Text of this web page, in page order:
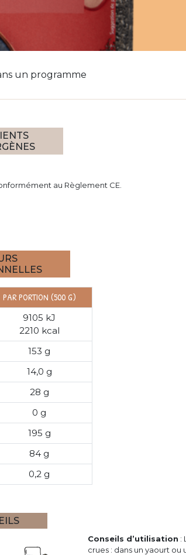
un programme
au Règlement CE.
PAR PORTION (500 G)
9105 kJ
2210 kcal
153 g
14,0 g
28 g
0 g
195 g
84 g
0,2 g
Conseils d’utilisation :
crues : dans un yaourt ou